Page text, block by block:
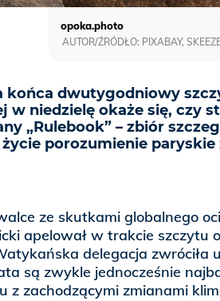
końca dwutygodniowy
w niedzielę okaże się, czy
„Rulebook” – zbiór
porozumienie paryskie
opoka.photo
AUTOR/ŹRÓDŁO: PIXABAY,
ze skutkami globalnego
apelował w trakcie szczytu
delegacja zwróciła
są zwykle jednocześnie
z zachodzącymi zmianami